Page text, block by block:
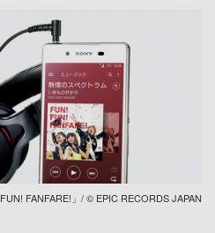
FANFARE!」/ © EPIC RECORDS JAPAN